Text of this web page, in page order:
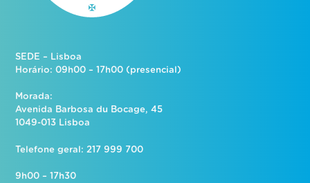
SEDE – Lisboa
Horário: 09h00 – 17h00 (presencial)
Morada:
Avenida Barbosa du Bocage, 45
1049-013 Lisboa
Telefone geral: 217 999 700
9h00 – 17h30